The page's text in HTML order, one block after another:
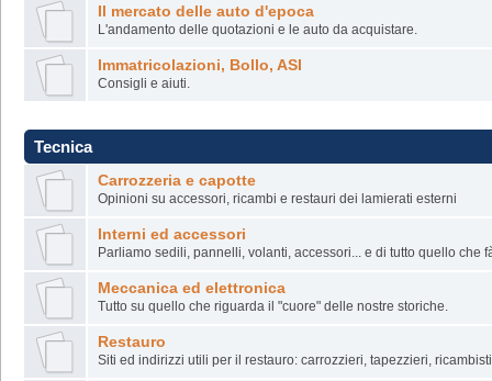
Il mercato delle auto d'epoca
L'andamento delle quotazioni e le auto da acquistare.
Immatricolazioni, Bollo, ASI
Consigli e aiuti.
Tecnica
Carrozzeria e capotte
Opinioni su accessori, ricambi e restauri dei lamierati esterni
Interni ed accessori
Parliamo sedili, pannelli, volanti, accessori... e di tutto quello che
Meccanica ed elettronica
Tutto su quello che riguarda il "cuore" delle nostre storiche.
Restauro
Siti ed indirizzi utili per il restauro: carrozzieri, tapezzieri,